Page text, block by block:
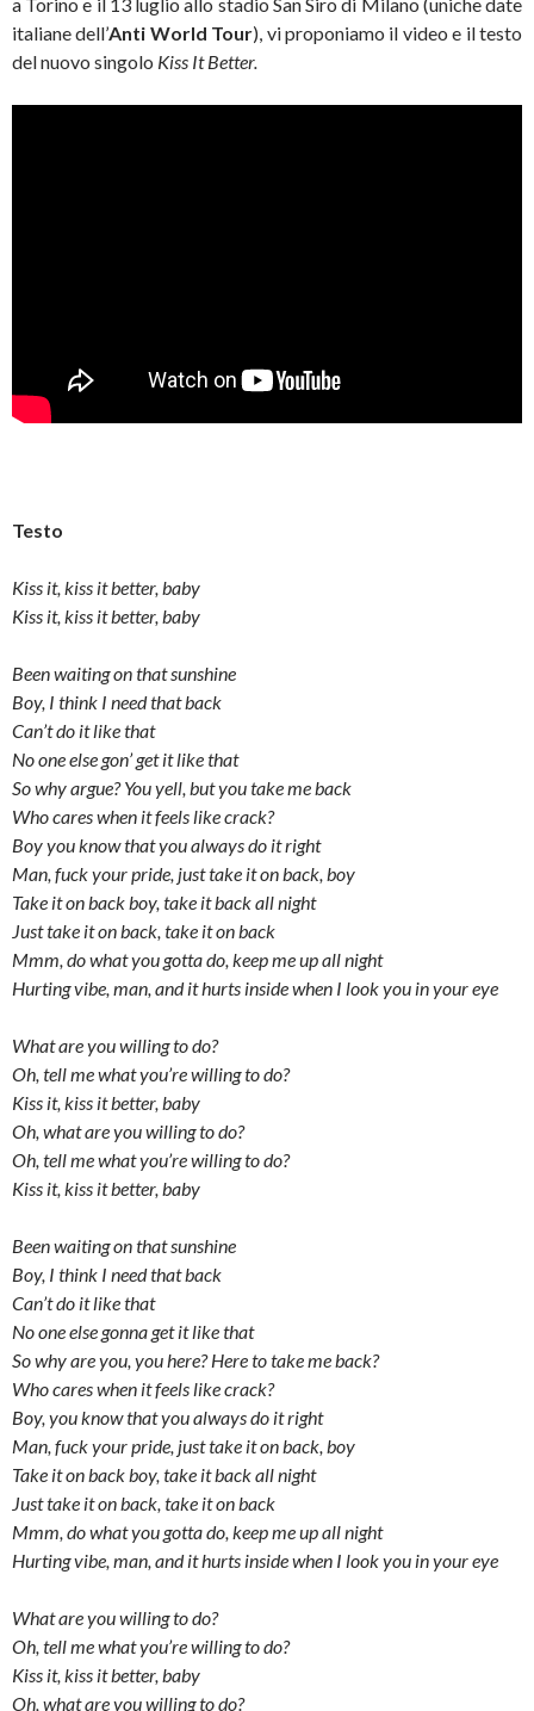
italiane dell’Anti World Tour), vi proponiamo il video e il testo
del nuovo singolo Kiss It Better.
Testo
Kiss it, kiss it better, baby
Kiss it, kiss it better, baby
Been waiting on that sunshine
Boy, I think I need that back
Can’t do it like that
No one else gon’ get it like that
So why argue? You yell, but you take me back
Who cares when it feels like crack?
Boy you know that you always do it right
Man, fuck your pride, just take it on back, boy
Take it on back boy, take it back all night
Just take it on back, take it on back
Mmm, do what you gotta do, keep me up all night
Hurting vibe, man, and it hurts inside when I look you in your eye
What are you willing to do?
Oh, tell me what you’re willing to do?
Kiss it, kiss it better, baby
Oh, what are you willing to do?
Oh, tell me what you’re willing to do?
Kiss it, kiss it better, baby
Been waiting on that sunshine
Boy, I think I need that back
Can’t do it like that
No one else gonna get it like that
So why are you, you here? Here to take me back?
Who cares when it feels like crack?
Boy, you know that you always do it right
Man, fuck your pride, just take it on back, boy
Take it on back boy, take it back all night
Just take it on back, take it on back
Mmm, do what you gotta do, keep me up all night
Hurting vibe, man, and it hurts inside when I look you in your eye
What are you willing to do?
Oh, tell me what you’re willing to do?
Kiss it, kiss it better, baby
Oh, what are you willing to do?